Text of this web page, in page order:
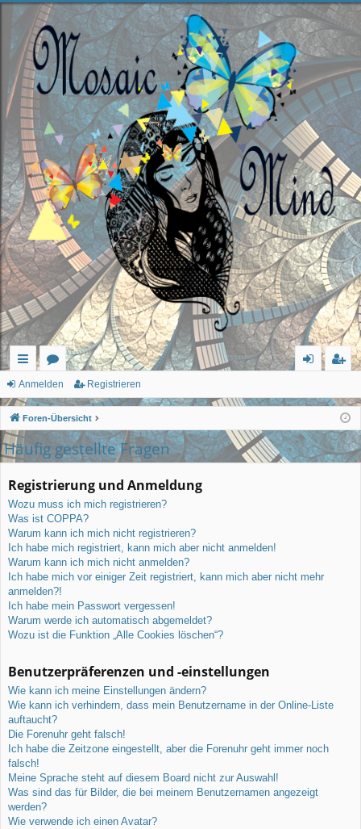
ch
ne
llz
ug
rif
f
or
en
m
el
de
ist
rie
re
Anmelden Registrieren
Foren-Übersicht
Häufig gestellte Fragen
Registrierung und Anmeldung
Wozu muss ich mich registrieren?
Was ist COPPA?
Warum kann ich mich nicht registrieren?
Ich habe mich registriert, kann mich aber nicht anmelden!
Warum kann ich mich nicht anmelden?
Ich habe mich vor einiger Zeit registriert, kann mich aber nicht mehr
anmelden?!
Ich habe mein Passwort vergessen!
Warum werde ich automatisch abgemeldet?
Wozu ist die Funktion „Alle Cookies löschen“?
Benutzerpräferenzen und -einstellungen
Wie kann ich meine Einstellungen ändern?
Wie kann ich verhindern, dass mein Benutzername in der Online-Liste
auftaucht?
Die Forenuhr geht falsch!
Ich habe die Zeitzone eingestellt, aber die Forenuhr geht immer noch
falsch!
Meine Sprache steht auf diesem Board nicht zur Auswahl!
Was sind das für Bilder, die bei meinem Benutzernamen angezeigt
werden?
Wie verwende ich einen Avatar?